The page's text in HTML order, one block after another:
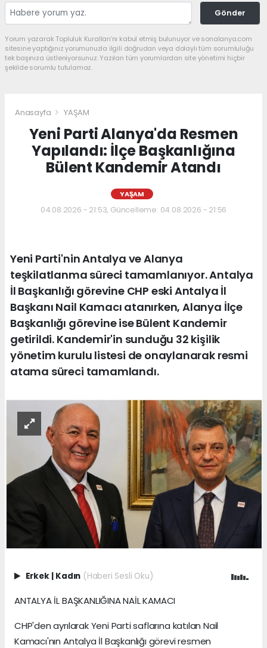
Gönder
Yorum yazarak Topluluk Kuralları’nı kabul etmiş bulunuyor ve sonalanya.com
sitesine yaptığınız yorumunuzla ilgili doğrudan veya dolaylı tüm sorumluluğu
tek başınıza üstleniyorsunuz. Yazılan tüm yorumlardan site yönetimi hiçbir
şekilde sorumlu tutulamaz.
Anasayfa YAŞAM
Yeni Parti Alanya'da Resmen
Yapılandı: İlçe Başkanlığına
Bülent Kandemir Atandı
YAŞAM
04.08.2026 - 21:53, Güncelleme: 04.08.2026 - 21:56
Yeni Parti'nin Antalya ve Alanya
teşkilatlanma süreci tamamlanıyor. Antalya
İl Başkanlığı görevine CHP eski Antalya İl
Başkanı Nail Kamacı atanırken, Alanya İlçe
Başkanlığı görevine ise Bülent Kandemir
getirildi. Kandemir'in sunduğu 32 kişilik
yönetim kurulu listesi de onaylanarak resmi
atama süreci tamamlandı.
Erkek | Kadın (Haberi Sesli Oku)
ANTALYA İL BAŞKANLIĞINA NAİL KAMACI
CHP'den ayrılarak Yeni Parti saflarına katılan Nail
Kamacı'nın Antalya İl Başkanlığı görevi resmen